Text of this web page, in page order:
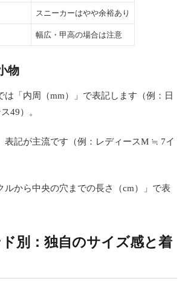
スニーカーはやや余裕あり
幅広・甲高の場合は注意
物
は「内周（mm）」で表記します（例：日
49）。
表記が主流です（例：レディースM ≒ 7イ
ルから中央の穴までの長さ（cm）」で表
別：独自のサイズ感と着